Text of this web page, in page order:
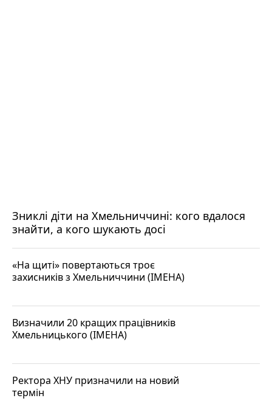
Зниклі діти на Хмельниччині: кого вдалося
знайти, а кого шукають досі
«На щиті» повертаються троє
захисників з Хмельниччини (ІМЕНА)
Визначили 20 кращих працівників
Хмельницького (ІМЕНА)
Ректора ХНУ призначили на новий
термін